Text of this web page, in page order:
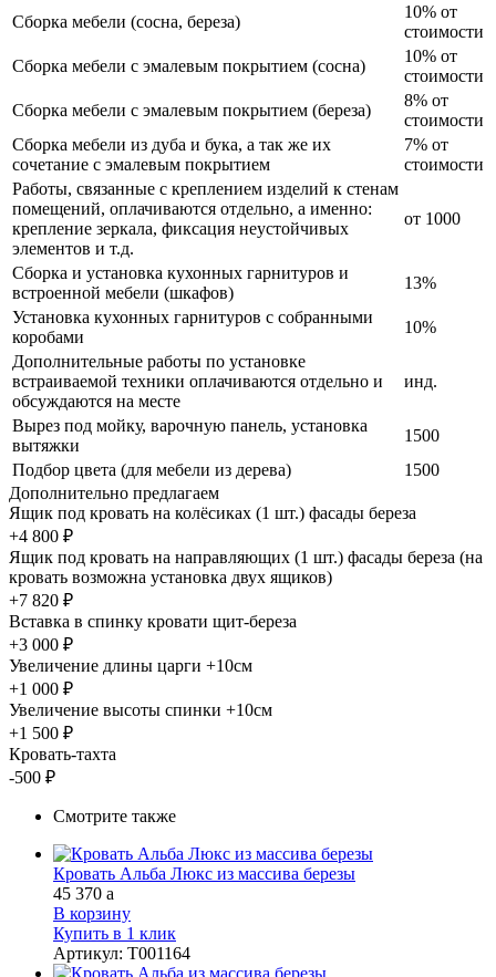
Сборка мебели (сосна, береза)
10% от
стоимости
Сборка мебели с эмалевым покрытием (сосна)
10% от
стоимости
Сборка мебели с эмалевым покрытием (береза)
8% от
стоимости
Сборка мебели из дуба и бука, а так же их
сочетание с эмалевым покрытием
7% от
стоимости
Работы, связанные с креплением изделий к стенам
помещений, оплачиваются отдельно, а именно:
крепление зеркала, фиксация неустойчивых
элементов и т.д.
от 1000
Сборка и установка кухонных гарнитуров и
встроенной мебели (шкафов)
13%
Установка кухонных гарнитуров с собранными
коробами
10%
Дополнительные работы по установке
встраиваемой техники оплачиваются отдельно и
обсуждаются на месте
инд.
Вырез под мойку, варочную панель, установка
вытяжки
1500
Подбор цвета (для мебели из дерева)
1500
Дополнительно предлагаем
Ящик под кровать на колёсиках (1 шт.) фасады береза
+4 800 ₽
Ящик под кровать на направляющих (1 шт.) фасады береза (на
кровать возможна установка двух ящиков)
+7 820 ₽
Вставка в спинку кровати щит-береза
+3 000 ₽
Увеличение длины царги +10см
+1 000 ₽
Увеличение высоты спинки +10см
+1 500 ₽
Кровать-тахта
-500 ₽
Смотрите также
Кровать Альба Люкс из массива березы
45 370 a
В корзину
Купить в 1 клик
Артикул: Т001164